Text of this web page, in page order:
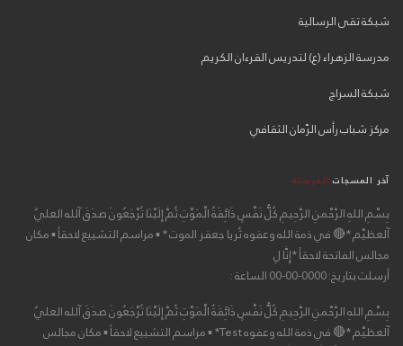
شبكة تقى الرسالية
مدرسة الزهراء (ع) لتدريس القرءان الكريم
شبكة السراج
مركز شباب رأس الرّمان الثقافي
آخر المسجات المرسلة
بِسْمِ اللهِ الرَّحْمنِ الرَّحِيمِ كُلُّ نَفْسٍ ذَائِقَةُ الْمَوْتِ ثُمَّ إِلَيْنَا تُرْجَعُونَ صدَقَ آلله العليٌ
آلعظيْم *🔴 في ذمة الله وعفوه ثُريا جعفر الموت * ▪ مراسم التشييع لاحقاً ▪ مكان
مجالس الفاتحة لاحقاً *إِنَّا لِ
أرسلت بتاريخ: 0000-00-00 الساعة :
بِسْمِ اللهِ الرَّحْمنِ الرَّحِيمِ كُلُّ نَفْسٍ ذَائِقَةُ الْمَوْتِ ثُمَّ إِلَيْنَا تُرْجَعُونَ صدَقَ آلله العليٌ
آلعظيْم *🔴 في ذمة الله وعفوه Test* ▪ مراسم التشييع لاحقاً ▪ مكان مجالس